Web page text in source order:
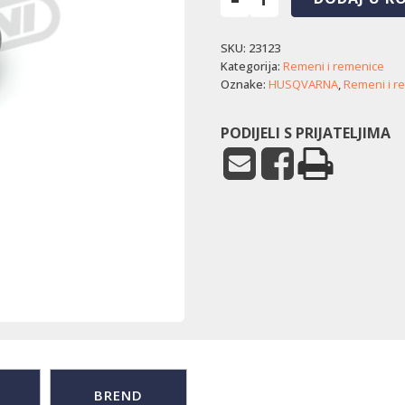
Husqvarna
LC
356VP
SKU: 23123
Kategorija: Remeni i remenice
Oznake: HUSQVARNA,Remeni i
PODIJELI S PRIJATELJIMA
BREND